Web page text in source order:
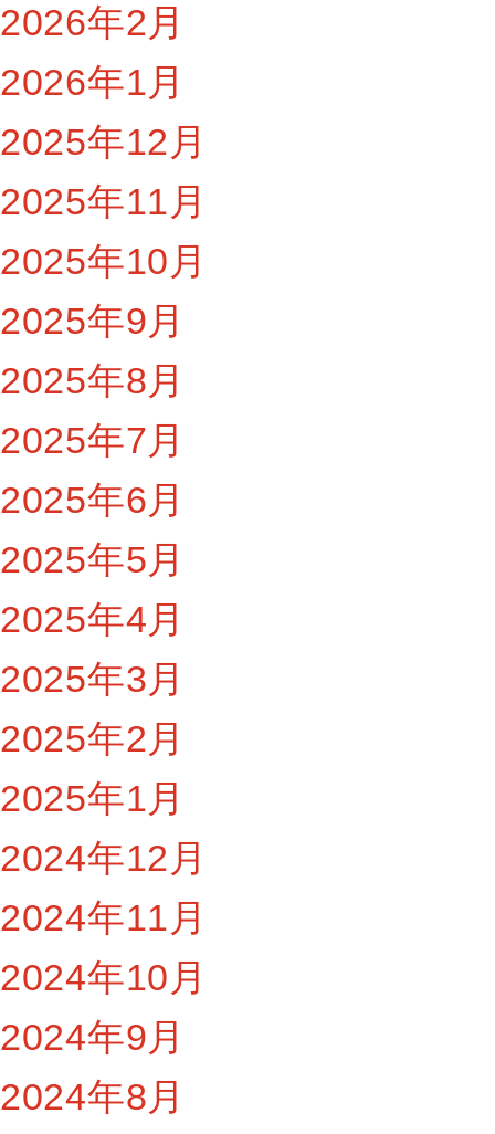
2026年2月
2026年1月
2025年12月
2025年11月
2025年10月
2025年9月
2025年8月
2025年7月
2025年6月
2025年5月
2025年4月
2025年3月
2025年2月
2025年1月
2024年12月
2024年11月
2024年10月
2024年9月
2024年8月